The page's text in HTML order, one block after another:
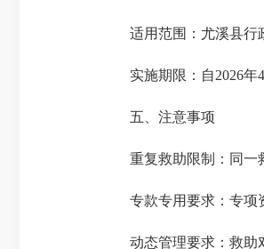
适用范围：尤溪县行政
实施期限：自2026年4
五、注意事项
重复救助限制：同一救
专款专用要求：专项资
动态管理要求：救助对